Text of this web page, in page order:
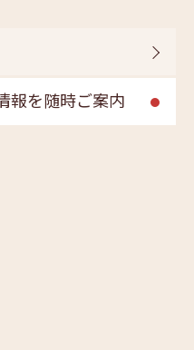
報を随時ご案内